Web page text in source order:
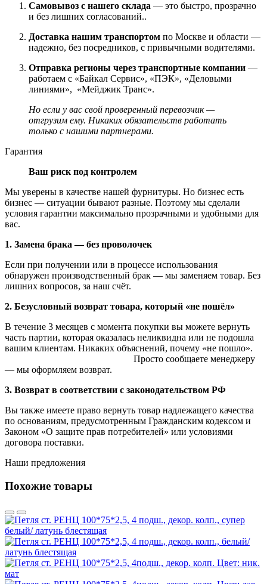
Самовывоз с нашего склада — это быстро, прозрачно
и без лишних согласований..
Доставка нашим транспортом по Москве и области —
надежно, без посредников, с привычными водителями.
Отправка регионы через транспортные компании —
работаем с «Байкал Сервис», «ПЭК», «Деловыми
линиями», «Мейджик Транс».
Но если у вас свой проверенный перевозчик —
отгрузим ему. Никаких обязательств работать
только с нашими партнерами.
Гарантия
Ваш риск под контролем
Мы уверены в качестве нашей фурнитуры. Но бизнес есть
бизнес — ситуации бывают разные. Поэтому мы сделали
условия гарантии максимально прозрачными и удобными для
вас.
1. Замена брака — без проволочек
Если при получении или в процессе использования
обнаружен производственный брак — мы заменяем товар. Без
лишних вопросов, за наш счёт.
2. Безусловный возврат товара, который «не пошёл»
В течение 3 месяцев с момента покупки вы можете вернуть
часть партии, которая оказалась неликвидна или не подошла
вашим клиентам. Никаких объяснений, почему «не пошло».
Просто сообщаете менеджеру
— мы оформляем возврат.
3. Возврат в соответствии с законодательством РФ
Вы также имеете право вернуть товар надлежащего качества
по основаниям, предусмотренным Гражданским кодексом и
Законом «О защите прав потребителей» или условиями
договора поставки.
Наши предложения
Похожие товары